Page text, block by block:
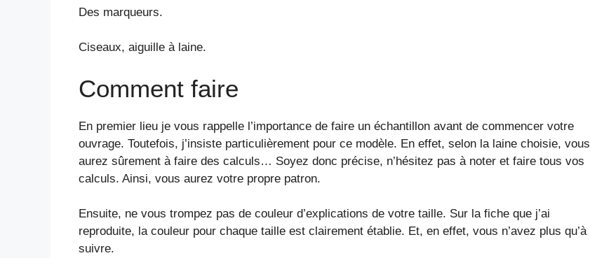
Des marqueurs.
Ciseaux, aiguille à laine.
Comment faire
En premier lieu je vous rappelle l’importance de faire un échantillon avant de commencer votre
ouvrage. Toutefois, j’insiste particulièrement pour ce modèle. En effet, selon la laine choisie, vous
aurez sûrement à faire des calculs… Soyez donc précise, n’hésitez pas à noter et faire tous vos
calculs. Ainsi, vous aurez votre propre patron.
Ensuite, ne vous trompez pas de couleur d’explications de votre taille. Sur la fiche que j’ai
reproduite, la couleur pour chaque taille est clairement établie. Et, en effet, vous n’avez plus qu’à
suivre.